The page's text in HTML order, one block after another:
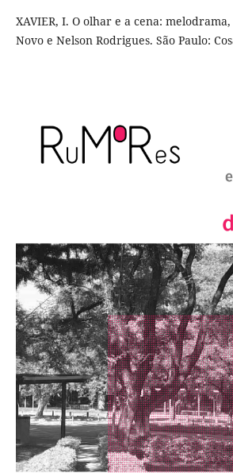
XAVIER, I. O olhar e a cena:
Novo e Nelson Rodrigues. São Paulo: